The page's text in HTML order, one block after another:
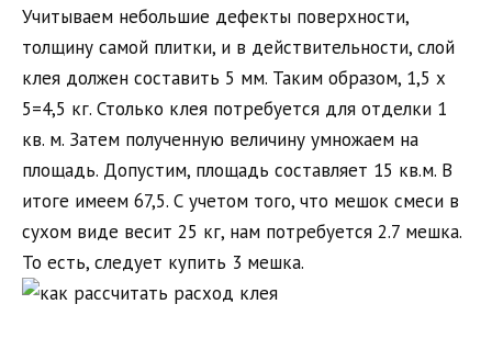
Учитываем небольшие дефекты поверхности,
толщину самой плитки, и в действительности, слой
клея должен составить 5 мм. Таким образом, 1,5 х
5=4,5 кг. Столько клея потребуется для отделки 1
кв. м. Затем полученную величину умножаем на
площадь. Допустим, площадь составляет 15 кв.м. В
итоге имеем 67,5. С учетом того, что мешок смеси в
сухом виде весит 25 кг, нам потребуется 2.7 мешка.
То есть, следует купить 3 мешка.